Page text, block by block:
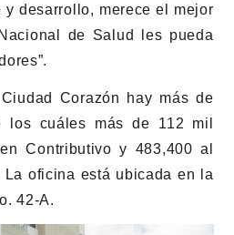
y desarrollo, merece el mejor
de Salud les pueda
Corazón hay más de
cuáles más de 112 mil
Contributivo y 483,400 al
La oficina está ubicada en la
42-A.